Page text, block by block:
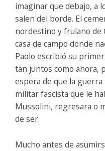
imaginar que debajo, a
salen del borde. El
nordestino y frulano de
casa de campo donde
Paolo escribió su
tan juntos como ahora,
espera de que la
militar fascista que le
Mussolini, regresara o
de ser.
Mucho antes de